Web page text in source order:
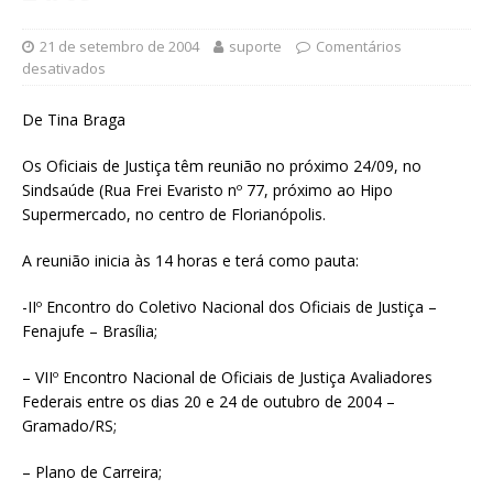
21 de setembro de 2004 suporte
Comentários
desativados
De Tina Braga
Os Oficiais de Justiça têm reunião no próximo 24/09, no
Sindsaúde (Rua Frei Evaristo nº 77, próximo ao Hipo
Supermercado, no centro de Florianópolis.
A reunião inicia às 14 horas e terá como pauta:
-IIº Encontro do Coletivo Nacional dos Oficiais de Justiça –
Fenajufe – Brasília;
– VIIº Encontro Nacional de Oficiais de Justiça Avaliadores
Federais entre os dias 20 e 24 de outubro de 2004 –
Gramado/RS;
– Plano de Carreira;